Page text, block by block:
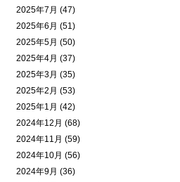
2025年7月 (47)
2025年6月 (51)
2025年5月 (50)
2025年4月 (37)
2025年3月 (35)
2025年2月 (53)
2025年1月 (42)
2024年12月 (68)
2024年11月 (59)
2024年10月 (56)
2024年9月 (36)